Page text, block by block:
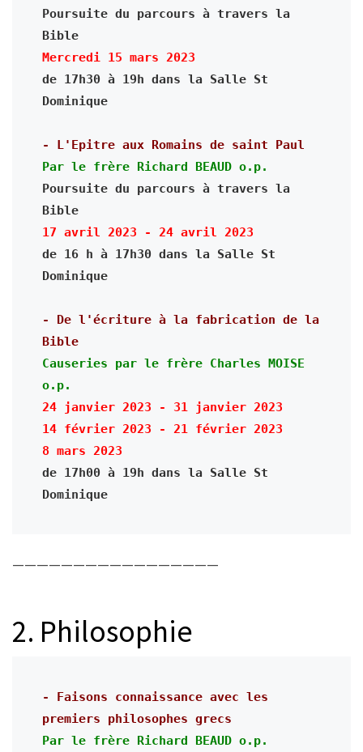
Poursuite du parcours à travers la
Bible
Mercredi 15 mars 2023
de 17h30 à 19h dans la Salle St
Dominique
- L'Epitre aux Romains de saint Paul
Par le frère Richard BEAUD o.p.
Poursuite du parcours à travers la
Bible
17 avril 2023 - 24 avril 2023
de 16 h à 17h30 dans la Salle St
Dominique
- De l'écriture à la fabrication de la
Bible
Causeries par le frère Charles MOISE
o.p.
24 janvier 2023 - 31 janvier 2023
14 février 2023 - 21 février 2023
de 17h00 à 19h dans la Salle St
Dominique
—————————————————
2. Philosophie
- Faisons connaissance avec les
premiers philosophes grecs
Par le frère Richard BEAUD o.p.